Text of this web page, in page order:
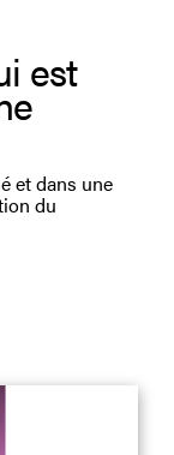
est
et dans une
du